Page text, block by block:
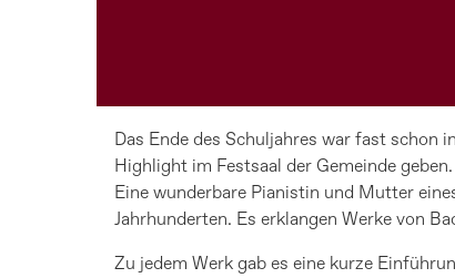
Das Ende des Schuljahres war fast
Highlight im Festsaal der Gemeinde
Eine wunderbare Pianistin und Mutter
Jahrhunderten. Es erklangen Werke von
Zu jedem Werk gab es eine kurze